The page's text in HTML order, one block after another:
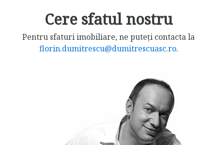
Cere sfatul nostru
Pentru sfaturi imobiliare, ne puteți contacta la
florin.dumitrescu@dumitrescuasc.ro.